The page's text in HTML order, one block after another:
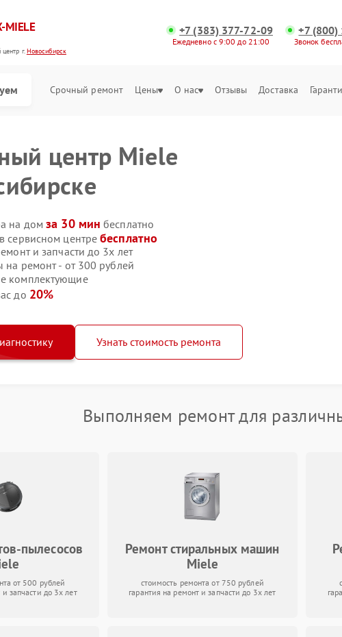
MIELE
г.Новосибирск
+7 (383) 377-72-09
Ежедневно с 9:00 до 21:00
+7
Звонок
Срочный ремонт Цены О нас Отзывы Доставка
центр Miele
на домза 30 мин бесплатно
сервисном центребесплатно
и запчасти до 3х лет
на ремонт - от 300 рублей
комплектующие
до 20%
Узнать стоимость ремонта
Выполняем ремонт для
пылесосов
от 500 рублей
запчасти до 3х лет
Ремонт стиральных машин
Miele
стоимость ремонта от 750 рублей
гарантия на ремонт и запчасти до 3х лет